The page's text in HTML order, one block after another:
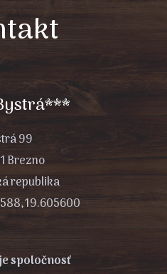
99
Brezno
republika
spoločnosť